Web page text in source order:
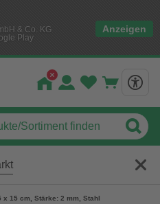
& Co. KG
Play
Anzeigen
x 15 cm, Stärke: 2 mm, Stahl